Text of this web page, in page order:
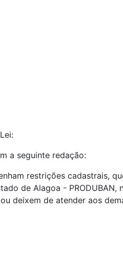
a seguinte redação:
restrições cadastrais,
de Alagoa -
deixem de atender aos